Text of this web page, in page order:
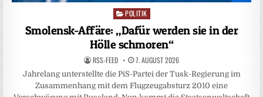
Posted
POLITIK
Smolensk-Affäre: „Dafür werden sie in der
Hölle schmoren“
RSS-FEED 7. AUGUST 2026
Jahrelang unterstellte die PiS-Partei der Tusk-Regierung im
Zusammenhang mit dem Flugzeugabsturz 2010 eine